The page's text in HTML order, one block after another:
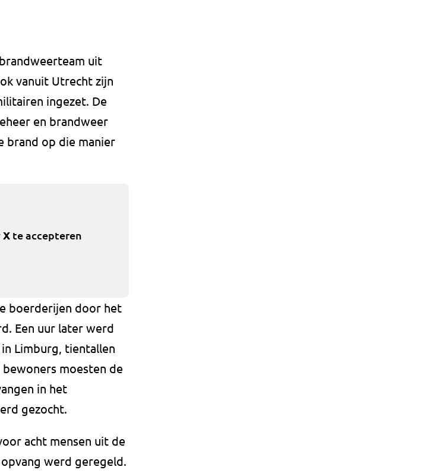
uit
vanuit Utrecht zijn
ingezet. De
en brandweer
brand op die manier
te accepteren
boerderijen door het
Een uur later werd
Limburg, tientallen
moesten de
in het
gezocht.
acht mensen uit de
werd geregeld.